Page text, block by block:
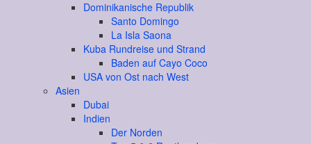
Dominikanische Republik
Santo Domingo
La Isla Saona
Kuba Rundreise und Strand
Baden auf Cayo Coco
USA von Ost nach West
Asien
Dubai
Indien
Der Norden